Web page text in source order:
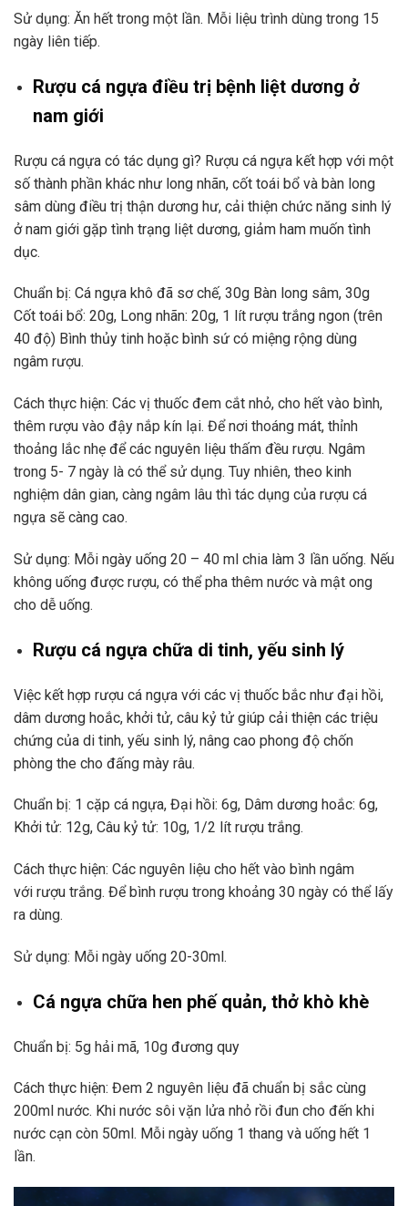
Sử dụng: Ăn hết trong một lần. Mỗi liệu trình dùng trong 15
ngày liên tiếp.
Rượu cá ngựa điều trị bệnh liệt dương ở
nam giới
Rượu cá ngựa có tác dụng gì? Rượu cá ngựa kết hợp với một
số thành phần khác như long nhãn, cốt toái bổ và bàn long
sâm dùng điều trị thận dương hư, cải thiện chức năng sinh lý
ở nam giới gặp tình trạng liệt dương, giảm ham muốn tình
dục.
Chuẩn bị: Cá ngựa khô đã sơ chế, 30g Bàn long sâm, 30g
Cốt toái bổ: 20g, Long nhãn: 20g, 1 lít rượu trắng ngon (trên
40 độ) Bình thủy tinh hoặc bình sứ có miệng rộng dùng
ngâm rượu.
Cách thực hiện: Các vị thuốc đem cắt nhỏ, cho hết vào bình,
thêm rượu vào đậy nắp kín lại. Để nơi thoáng mát, thỉnh
thoảng lắc nhẹ để các nguyên liệu thấm đều rượu. Ngâm
trong 5- 7 ngày là có thể sử dụng. Tuy nhiên, theo kinh
nghiệm dân gian, càng ngâm lâu thì tác dụng của rượu cá
ngựa sẽ càng cao.
Sử dụng: Mỗi ngày uống 20 – 40 ml chia làm 3 lần uống. Nếu
không uống được rượu, có thể pha thêm nước và mật ong
cho dễ uống.
Rượu cá ngựa chữa di tinh, yếu sinh lý
Việc kết hợp rượu cá ngựa với các vị thuốc bắc như đại hồi,
dâm dương hoắc, khởi tử, câu kỷ tử giúp cải thiện các triệu
chứng của di tinh, yếu sinh lý, nâng cao phong độ chốn
phòng the cho đấng mày râu.
Chuẩn bị: 1 cặp cá ngựa, Đại hồi: 6g, Dâm dương hoắc: 6g,
Khởi tử: 12g, Câu kỷ tử: 10g, 1/2 lít rượu trắng.
Cách thực hiện: Các nguyên liệu cho hết vào bình ngâm
với rượu trắng. Để bình rượu trong khoảng 30 ngày có thể lấy
ra dùng.
Sử dụng: Mỗi ngày uống 20-30ml.
Cá ngựa chữa hen phế quản, thở khò khè
Chuẩn bị: 5g hải mã, 10g đương quy
Cách thực hiện: Đem 2 nguyên liệu đã chuẩn bị sắc cùng
200ml nước. Khi nước sôi vặn lửa nhỏ rồi đun cho đến khi
nước cạn còn 50ml. Mỗi ngày uống 1 thang và uống hết 1
lần.